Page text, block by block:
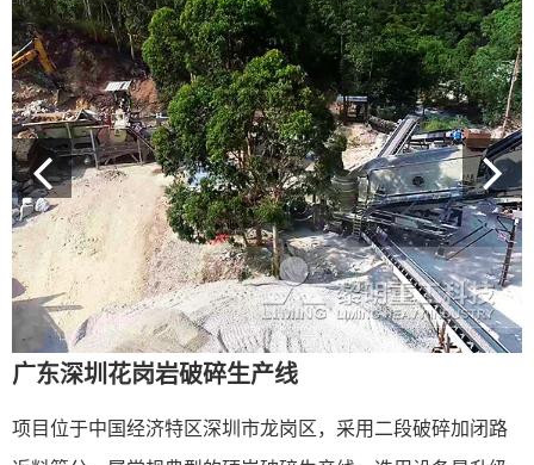
广东深圳花岗岩破碎生产线
项目位于中国经济特区深圳市龙岗区，采用二段破碎加闭路